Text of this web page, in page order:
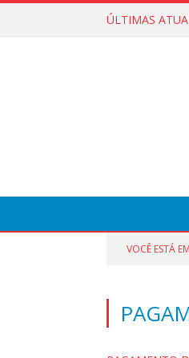
ÚLTIMAS
VOCÊ ESTÁ